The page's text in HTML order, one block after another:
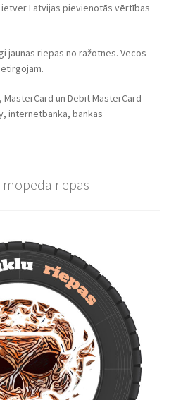
Latvijas pievienotās vērtības
jaunas riepas no ražotnes. Vecos
MasterCard un Debit MasterCard
internetbanka, bankas
riepas